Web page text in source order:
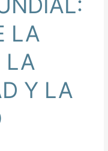
LA
LA
Y LA